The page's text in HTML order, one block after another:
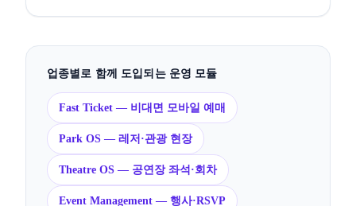
업종별로 함께 도입되는 운영 모듈
Fast Ticket — 비대면 모바일 예매
Park OS — 레저·관광 현장
Theatre OS — 공연장 좌석·회차
Event Management — 행사·RSVP